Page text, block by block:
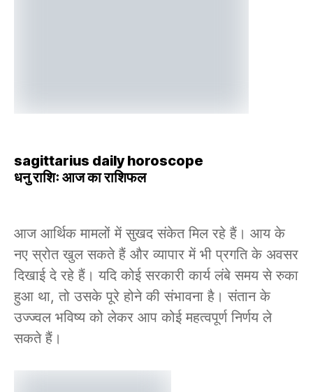
sagittarius daily horoscope
धनु राशिः आज का राशिफल
आज आर्थिक मामलों में सुखद संकेत मिल रहे हैं। आय के
नए स्रोत खुल सकते हैं और व्यापार में भी प्रगति के अवसर
दिखाई दे रहे हैं। यदि कोई सरकारी कार्य लंबे समय से रुका
हुआ था, तो उसके पूरे होने की संभावना है। संतान के
उज्ज्वल भविष्य को लेकर आप कोई महत्वपूर्ण निर्णय ले
सकते हैं।